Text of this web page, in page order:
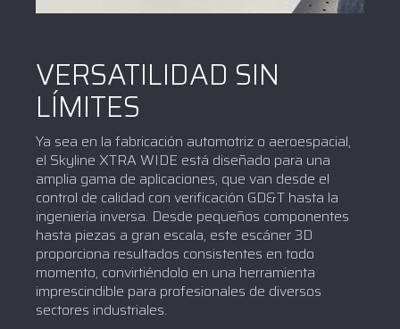
VERSATILIDAD SIN
LÍMITES
Ya sea en la fabricación automotriz o aeroespacial,
el Skyline XTRA WIDE está diseñado para una
amplia gama de aplicaciones, que van desde el
control de calidad con verificación GD&T hasta la
ingeniería inversa. Desde pequeños componentes
hasta piezas a gran escala, este escáner 3D
proporciona resultados consistentes en todo
momento, convirtiéndolo en una herramienta
imprescindible para profesionales de diversos
sectores industriales.